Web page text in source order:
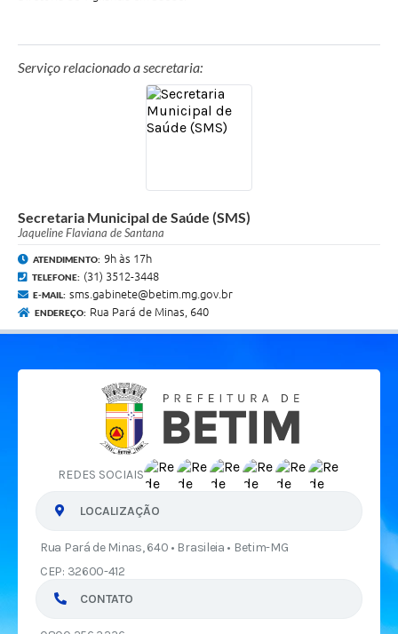
Serviço relacionado a secretaria:
Secretaria Municipal de Saúde (SMS)
Jaqueline Flaviana de Santana
ATENDIMENTO: 9h às 17h
TELEFONE: (31) 3512-3448
E-MAIL: sms.gabinete@betim.mg.gov.br
ENDEREÇO: Rua Pará de Minas, 640
REDES SOCIAIS
LOCALIZAÇÃO
Rua Pará de Minas, 640 • Brasileia • Betim-MG
CEP: 32600-412
CONTATO